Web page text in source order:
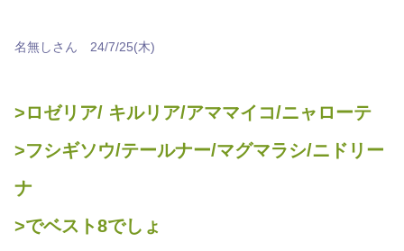
名無しさん 24/7/25(木)
>ロゼリア/ キルリア/アママイコ/ニャローテ
>フシギソウ/テールナー/マグマラシ/ニドリー
ナ
>でベスト8でしょ